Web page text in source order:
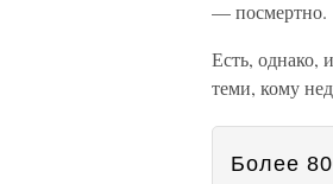
— посмертно.
Есть, однако,
теми, кому
Более